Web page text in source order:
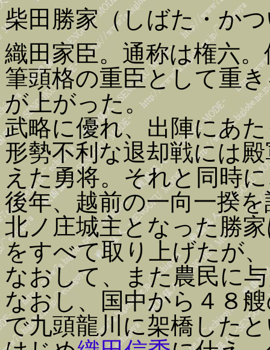
柴田勝家（しばた・か
織田家臣。通称は権六
筆頭格の重臣として重
が上がった。
武略に優れ、出陣にあ
形勢不利な退却戦には
えた勇将。それと同時
後年、越前の一向一揆
北ノ庄城主となった勝
をすべて取り上げたが
なおして、また農民に
なおし、国中から４８
で九頭龍川に架橋した